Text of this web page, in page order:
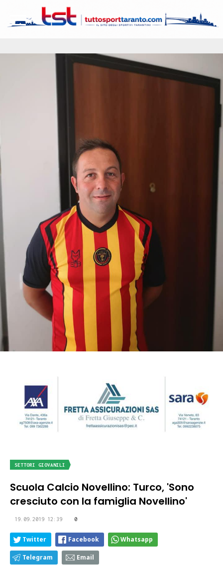
SETTORI GIOVANILI
Scuola Calcio Novellino: Turco, 'Sono
cresciuto con la famiglia Novellino'
19.09.2019 12:39 0
Twitter Facebook Whatsapp
Telegram Email